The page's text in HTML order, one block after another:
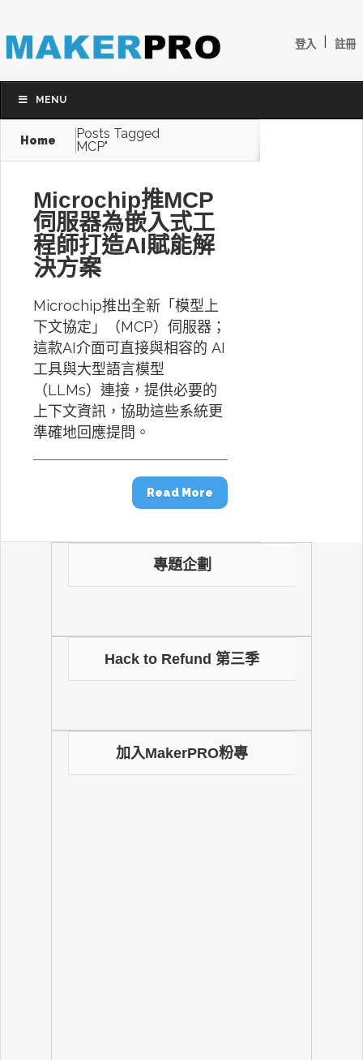
登入 註冊
MENU
Home
Posts Tagged
MCP"
Microchip推MCP
伺服器為嵌入式工
程師打造AI賦能解
決方案
Microchip推出全新「模型上
下文協定」（MCP）伺服器；
這款AI介面可直接與相容的 AI
工具與大型語言模型
（LLMs）連接，提供必要的
上下文資訊，協助這些系統更
準確地回應提問。
Read More
專題企劃
Hack to Refund 第三季
加入MakerPRO粉專